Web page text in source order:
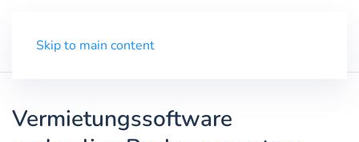
Skip to main content
Vermietungssoftware